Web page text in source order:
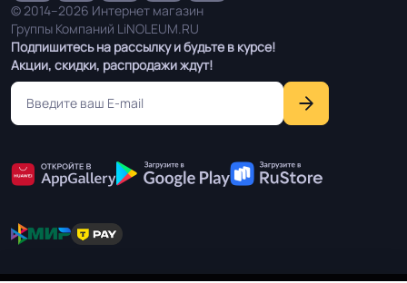
Способ укладки
EUROBASE 425 / EUROPROF 522
контакт / EUROPROF 521 фиксация
более г/кв.м.
Производственная
площадка или завод
Подпишитесь на рассылку и будьте в курсе!
Акции, скидки, распродажи ждут!
© 2014–2026 Интернет магазин
Группы Компаний LiNOLEUM.RU